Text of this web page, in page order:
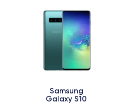
Samsung
Galaxy S10